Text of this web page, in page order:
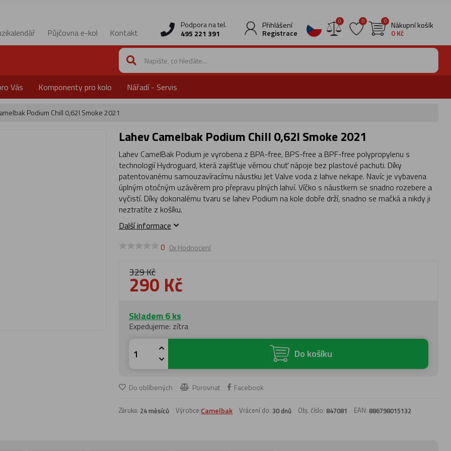
Půjčovna e-kol Kontakt
Podpora na tel.
495 221 391
Přihlášení
Registrace
0 0 Nákupní košík
0 Kč
0
Vás Komponenty pro kolo Nářadí - Servis
Podium Chill 0,62l Smoke 2021
Lahev Camelbak Podium Chill 0,62l Smoke 2021
Lahev CamelBak Podium je vyrobena z BPA-free, BPS-free a BPF-free polypropylenu s
technologií Hydroguard, která zajišťuje věrnou chuť nápoje bez plastové pachuti. Díky
patentovanému samouzavíracímu náustku Jet Valve voda z lahve nekape. Navíc je vybavena
úplným otočným uzávěrem pro přepravu plných lahví. Víčko s náustkem se snadno rozebere a
vyčistí. Díky dokonalému tvaru se lahev Podium na kole dobře drží, snadno se mačká a nikdy ji
neztratíte z košíku.
Další informace
0 0x Hodnocení
329 Kč
290 Kč
Skladem 6 ks
Expedujeme: zítra
Do košíku
Do oblíbených Porovnat Facebook
Záruka: 24 měsíců Výrobce:Camelbak Vrácení do: 30 dnů Obj. číslo: 847081 EAN: 886798015132